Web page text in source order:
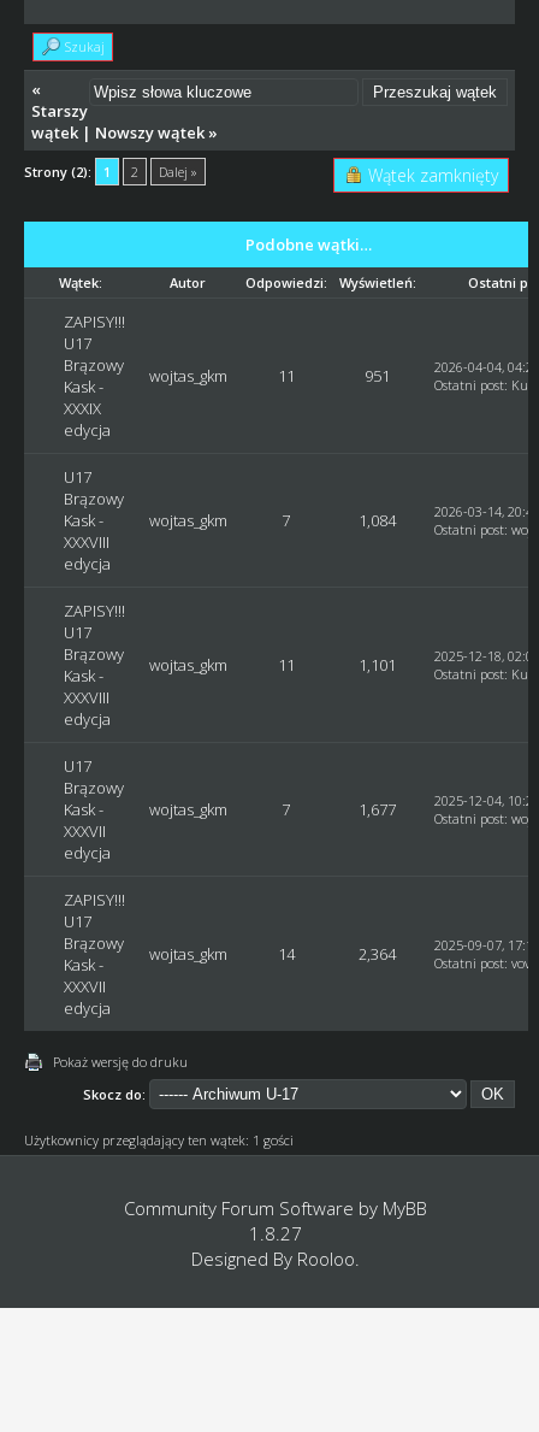
Szukaj
«
Starszy
wątek| Nowszy wątek»
Strony (2): 1 2 Dalej » Wątek zamknięty
Podobne wątki…
Wątek: Autor Odpowiedzi: Wyświetleń: Ostatni
ZAPISY!!!
U17
Brązowy
Kask -
XXXIX
edycja
wojtas_gkm 11 951
2026-04-04,
Ostatni post: Kusy
U17
Brązowy
Kask -
XXXVIII
edycja
wojtas_gkm 7 1,084
2026-03-14,
Ostatni post:
ZAPISY!!!
U17
Brązowy
Kask -
XXXVIII
edycja
wojtas_gkm 11 1,101
2025-12-18,
Ostatni post: Kusy
U17
Brązowy
Kask -
XXXVII
edycja
wojtas_gkm 7 1,677
2025-12-04,
Ostatni post:
ZAPISY!!!
U17
Brązowy
Kask -
XXXVII
edycja
wojtas_gkm 14 2,364
2025-09-07,
Ostatni post:
Pokaż wersję do druku
Skocz do:
Użytkownicy przeglądający ten wątek: 1 gości
Community Forum Software by MyBB
1.8.27
Designed By Rooloo